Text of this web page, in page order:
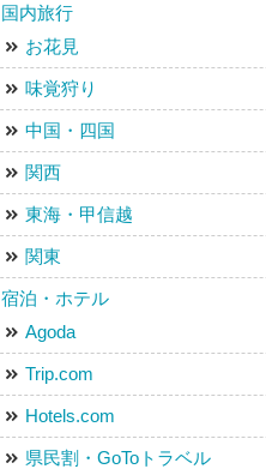
国内旅行
お花見
味覚狩り
中国・四国
関西
東海・甲信越
関東
宿泊・ホテル
Agoda
Trip.com
Hotels.com
県民割・GoToトラベル